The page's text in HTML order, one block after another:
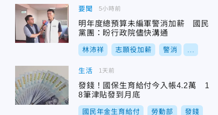
要聞
明年度總預算未編軍警消加薪 國民
黨團：盼行政院儘快溝通
林沛祥 志願役加薪 警消
5小時前
生活
發錢！國保生育給付今入帳4.2萬 1
8筆津貼發到月底
國民年金生育給付 勞動部 發錢
1天前